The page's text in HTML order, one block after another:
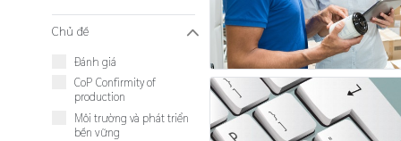
Chủ đề W
Đánh giá
CoP Confirmity of
production
Môi trường và phát triển
bền vững